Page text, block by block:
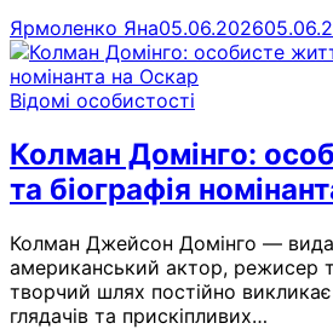
Ярмоленко Яна05.06.2026
Відомі особистості
Колман Домінго:
та біографія
Колман Джейсон Домінго —
американський актор, режисер
творчий шлях постійно
глядачів та прискіпливих…